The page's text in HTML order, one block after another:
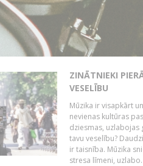
ZINĀTNIEKI
VESELĪBU
Mūzika ir visapkārt
nevienas kultūras
dziesmas, uzlabojas
tavu veselību?
ir taisnība. Mūzika
stresa līmeni,